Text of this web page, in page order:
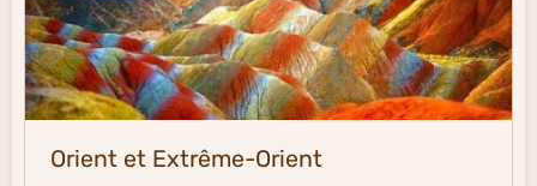
Orient et Extrême-Orient